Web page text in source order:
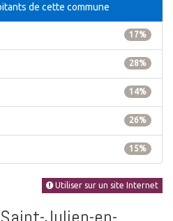
de cette commune
17%
28%
14%
26%
15%
Utiliser sur un site Internet